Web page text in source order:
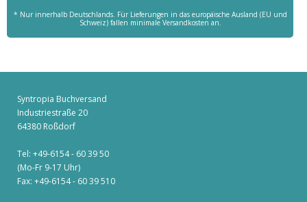
* Nur innerhalb Deutschlands. Für Lieferungen in das europäische Ausland (EU und
Schweiz) fallen minimale Versandkosten an.
Syntropia Buchversand
Industriestraße 20
64380 Roßdorf
Tel: +49-6154 - 60 39 50
(Mo-Fr 9-17 Uhr)
Fax: +49-6154 - 60 39 510